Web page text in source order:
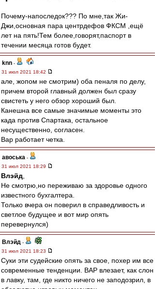
Почему-напоследок??? По мне,так Жи-
Джи,основная пара центрдефов ФКСМ ,ещё
лет на пять!Тем более,говорят,паспорт в
течении месяца готов будет.
knn -
31 июл 2021 18:42
але, жопом не смотрим) оба пеналя по делу,
причем второй главный должен был сразу
свистеть у него обзор хороший был.
Канешна все самые значимые моменты это
када против Спартака, остальное
несущественно, согласен.
Вар работает четка.
авоська -
31 июл 2021 18:29
Влэйд
Не смотрю,но переживаю за здоровье одного
известного бухгалтера.
Только вчера он поверил в справедливость и
светлое будущее и вот мир опять
перевернулся)
Влэйд -
31 июл 2021 18:23
Суки эти судейские опять за свое, похер им все
современные тенденции. ВАР влезает, как слон
в лавку, там, где никто ничего не заподозрил, в